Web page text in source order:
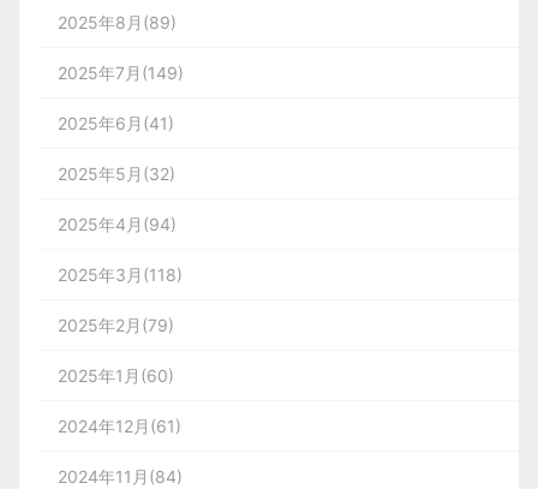
2025年8月(89)
2025年7月(149)
2025年6月(41)
2025年5月(32)
2025年4月(94)
2025年3月(118)
2025年2月(79)
2025年1月(60)
2024年12月(61)
2024年11月(84)